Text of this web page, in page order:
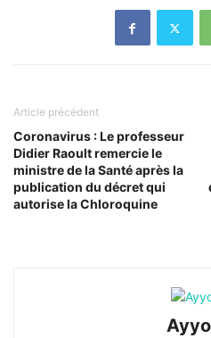
Article précédent
Coronavirus : Le professeur
Didier Raoult remercie le
ministre de la Santé après la
publication du décret qui
autorise la Chloroquine